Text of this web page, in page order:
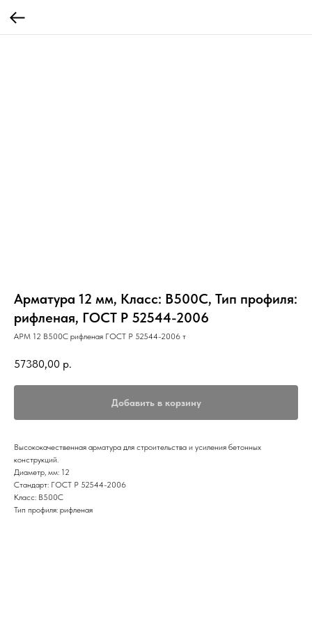
Арматура 12 мм, Класс: В500С, Тип профиля:
рифленая, ГОСТ Р 52544-2006
АРМ 12 В500С рифленая ГОСТ Р 52544-2006 т
57380,00 р.
Добавить в корзину
Высококачественная арматура для строительства и усиления бетонных
конструкций.
Диаметр, мм: 12
Стандарт: ГОСТ Р 52544-2006
Класс: В500С
Тип профиля: рифленая